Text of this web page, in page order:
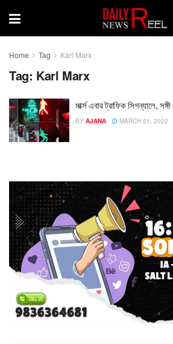
Home Tag Karl Marx
Tag: Karl Marx
মার্ক্স এবার ট্রাফিক সিগন্যালে,
BY AJANA MARCH 21, 2022